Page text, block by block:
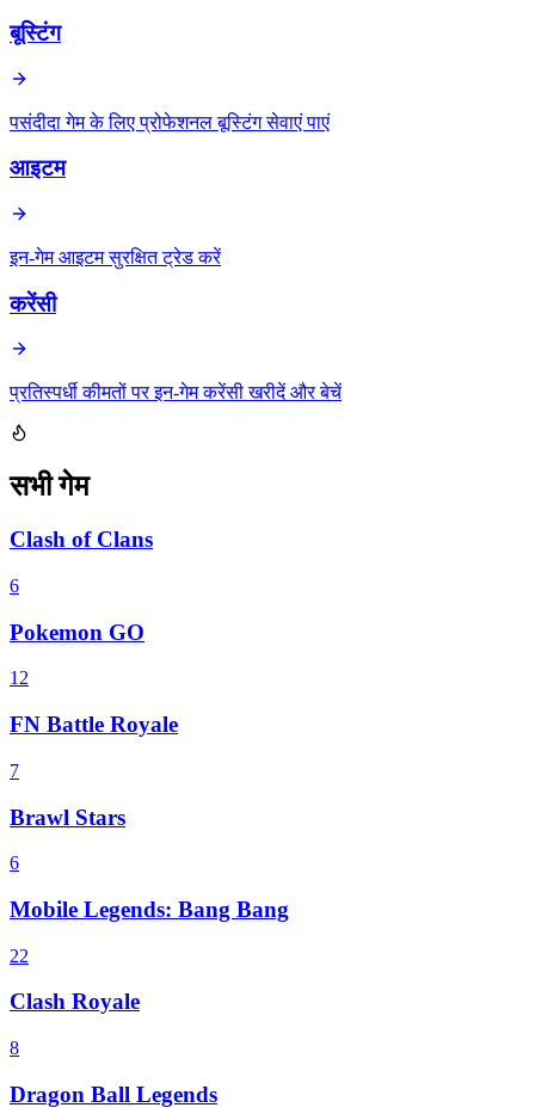
बूस्टिंग
पसंदीदा गेम के लिए प्रोफेशनल बूस्टिंग सेवाएं पाएं
आइटम
इन-गेम आइटम सुरक्षित ट्रेड करें
करेंसी
प्रतिस्पर्धी कीमतों पर इन-गेम करेंसी खरीदें और बेचें
सभी गेम
Clash of Clans
6
Pokemon GO
12
FN Battle Royale
7
Brawl Stars
6
Mobile Legends: Bang Bang
22
Clash Royale
8
Dragon Ball Legends